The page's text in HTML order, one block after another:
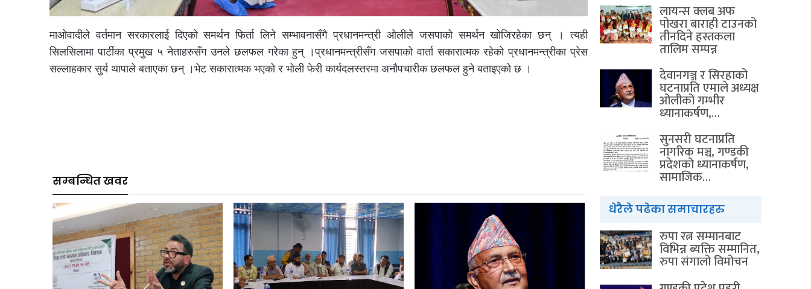
माओवादीले वर्तमान सरकारलाई दिएको समर्थन फिर्ता लिने सम्भावनासँगै प्रधानमन्त्री ओलीले जसपाको समर्थन खोजिरहेका छन् । त्यही
सिलसिलामा पार्टीका प्रमुख ५ नेताहरुसँग उनले छलफल गरेका हुन् ।प्रधानमन्त्रीसँग जसपाको वार्ता सकारात्मक रहेको प्रधानमन्त्रीका प्रेस
सल्लाहकार सुर्य थापाले बताएका छन् ।भेट सकारात्मक भएको र भोली फेरी कार्यदलस्तरमा अनौपचारीक छलफल हुने बताइएको छ ।
सम्बन्धित खवर
लायन्स क्लब अफ
पोखरा बाराही टाउनको
तीनदिने हस्तकला
तालिम सम्पन्न
देवानगञ्ज र सिरहाको
घटनाप्रति एमाले अध्यक्ष
ओलीको गम्भीर
ध्यानाकर्षण,…
सुनसरी घटनाप्रति
नागरिक मञ्च, गण्डकी
प्रदेशको ध्यानाकर्षण,
सामाजिक…
धेरैले पढेका समाचारहरु
रुपा रत्न सम्मानबाट
विभिन्न ब्यक्ति सम्मानित,
रुपा संगालो विमोचन